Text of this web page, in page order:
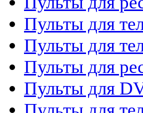
Пульты для
Пульты для
Пульты для
Пульты для